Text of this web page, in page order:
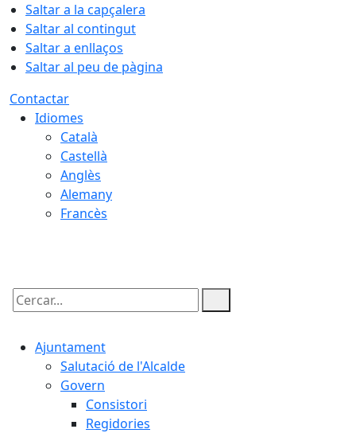
Saltar a la capçalera
Saltar al contingut
Saltar a enllaços
Saltar al peu de pàgina
Contactar
Idiomes
Català
Castellà
Anglès
Alemany
Francès
Cercar:
Ajuntament
Salutació de l'Alcalde
Govern
Consistori
Regidories